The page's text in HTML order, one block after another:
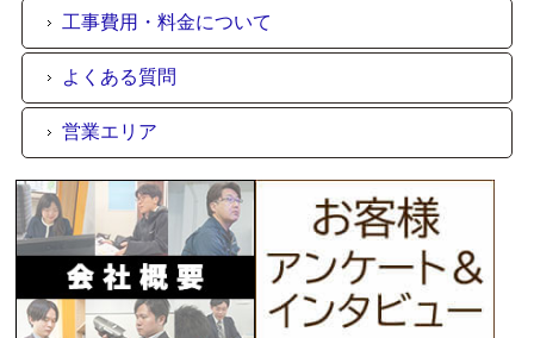
工事費用・料金について
よくある質問
営業エリア